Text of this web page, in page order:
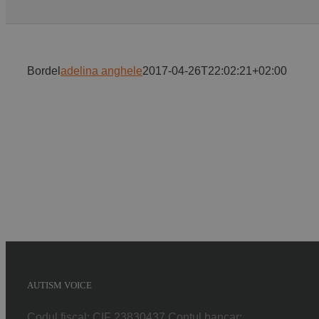
Bordel adelina anghele2017-04-26T22:02:21+02:00
AUTISM VOICE